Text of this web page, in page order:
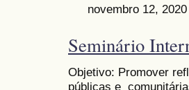
novembro 12,
Seminário
Objetivo: Promover
públicas e